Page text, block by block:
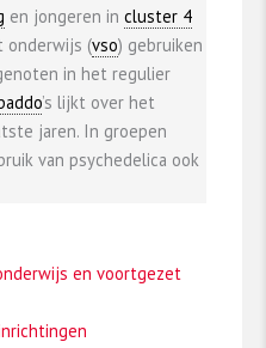
en jongeren in cluster 4
onderwijs (vso) gebruiken
in het regulier
’s lijkt over het
jaren. In groepen
van psychedelica ook
en voortgezet